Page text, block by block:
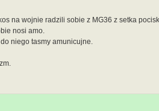
na wojnie radzili sobie z MG36 z setka
nosi amo.
niego tasmy amunicujne.